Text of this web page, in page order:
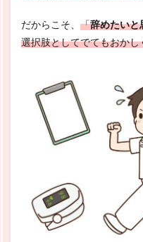
だからこそ、 「辞めたいと
選択肢としてでてもおかし